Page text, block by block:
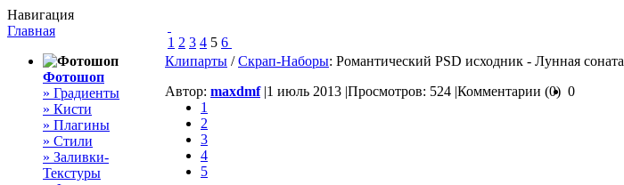
Навигация
Главная
Фотошоп
» Градиенты
» Кисти
» Плагины
» Стили
» Заливки-
Текстуры
1 2 3 4 5 6
Клипарты /Скрап-Наборы: Романтический PSD исходник - Лунная соната
Автор: maxdmf|1 июль 2013 |Просмотров: 524 |Комментарии (0) 0
1
2
3
4
5